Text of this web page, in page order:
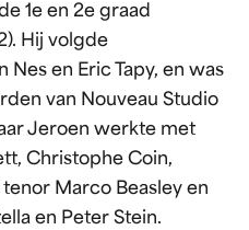
1e en 2e graad
Hij volgde
Nes en Eric Tapy, en was
van Nouveau Studio
Jeroen werkte met
Christophe Coin,
Marco Beasley en
en Peter Stein.